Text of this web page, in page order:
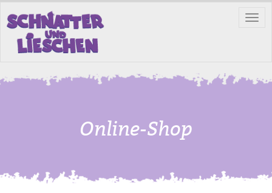
Online-Shop